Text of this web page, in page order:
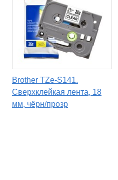
Brother TZe-S141.
Сверхклейкая лента, 18
мм, чёрн/прозр